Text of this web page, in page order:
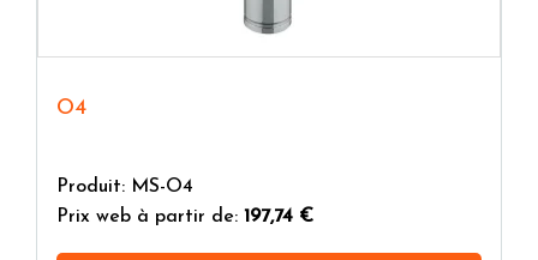
O4
Produit: MS-O4
Prix web à partir de: 197,74 €